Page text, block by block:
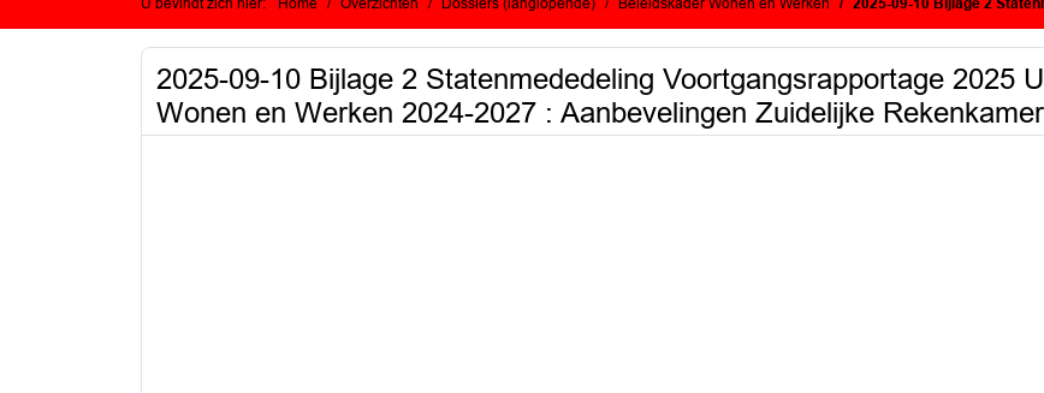
U bevindt zich hier: Home Overzichten Dossiers (langlopende) Beleidskader Wonen en Werken 2025-09-10 Bijlage 2 Statenmededeling Voortgangsrapportage 2025
2025-09-10 Bijlage 2 Statenmededeling Voortgangsrapportage 2025
Wonen en Werken 2024-2027 : Aanbevelingen Zuidelijke